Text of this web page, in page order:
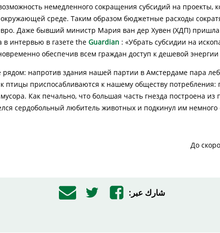
немедленного сокращения субсидий на проекты,
среде. Таким образом бюджетные расходы
Даже бывший министр Мария ван дер Хувен (ХДП) пришла
в интервью в газете the Guardian : «Убрать субсидии на
обеспечив всем граждан доступ к дешевой энергии».
рядом: напротив здания нашей партии в Амстердаме пара
птицы приспосабливаются к нашему обществу потребления:
Как печально, что большая часть гнезда построена из
сердобольный любитель животных и подкинул им немного
До
شارك عبر: